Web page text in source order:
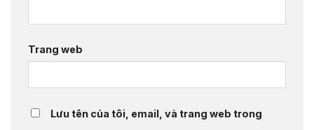
Trang web
Lưu tên của tôi, email, và trang web trong